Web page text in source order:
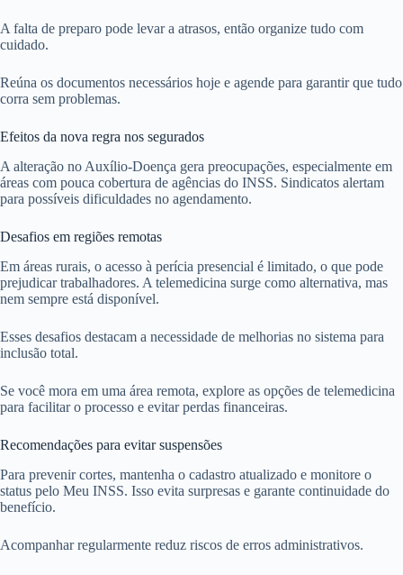
A falta de preparo pode levar a atrasos, então organize tudo com
cuidado.
Reúna os documentos necessários hoje e agende para garantir que tudo
corra sem problemas.
Efeitos da nova regra nos segurados
A alteração no Auxílio-Doença gera preocupações, especialmente em
áreas com pouca cobertura de agências do INSS. Sindicatos alertam
para possíveis dificuldades no agendamento.
Desafios em regiões remotas
Em áreas rurais, o acesso à perícia presencial é limitado, o que pode
prejudicar trabalhadores. A telemedicina surge como alternativa, mas
nem sempre está disponível.
Esses desafios destacam a necessidade de melhorias no sistema para
inclusão total.
Se você mora em uma área remota, explore as opções de telemedicina
para facilitar o processo e evitar perdas financeiras.
Recomendações para evitar suspensões
Para prevenir cortes, mantenha o cadastro atualizado e monitore o
status pelo Meu INSS. Isso evita surpresas e garante continuidade do
benefício.
Acompanhar regularmente reduz riscos de erros administrativos.